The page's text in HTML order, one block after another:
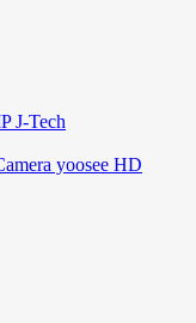
J-Tech
yoosee HD